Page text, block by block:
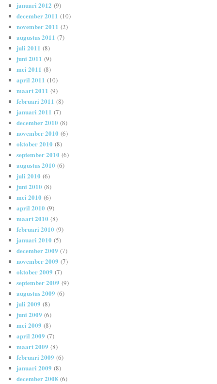
januari 2012 (9)
december 2011 (10)
november 2011 (2)
augustus 2011 (7)
juli 2011 (8)
juni 2011 (9)
mei 2011 (8)
april 2011 (10)
maart 2011 (9)
februari 2011 (8)
januari 2011 (7)
december 2010 (8)
november 2010 (6)
oktober 2010 (8)
september 2010 (6)
augustus 2010 (6)
juli 2010 (6)
juni 2010 (8)
mei 2010 (6)
april 2010 (9)
maart 2010 (8)
februari 2010 (9)
januari 2010 (5)
december 2009 (7)
november 2009 (7)
oktober 2009 (7)
september 2009 (9)
augustus 2009 (6)
juli 2009 (8)
juni 2009 (6)
mei 2009 (8)
april 2009 (7)
maart 2009 (8)
februari 2009 (6)
januari 2009 (8)
december 2008 (6)